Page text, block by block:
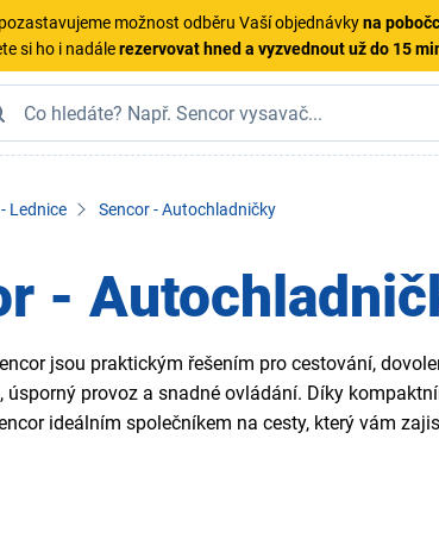
možnost odběru Vaší objednávkyna
si ho i nadálerezervovat hned a vyzvednout už do 15
Lednice Sencor - Autochladničky
-
jsou praktickým řešením pro cestování,
úsporný provoz a snadné ovládání. Díky
ideálním společníkem na cesty, který vám